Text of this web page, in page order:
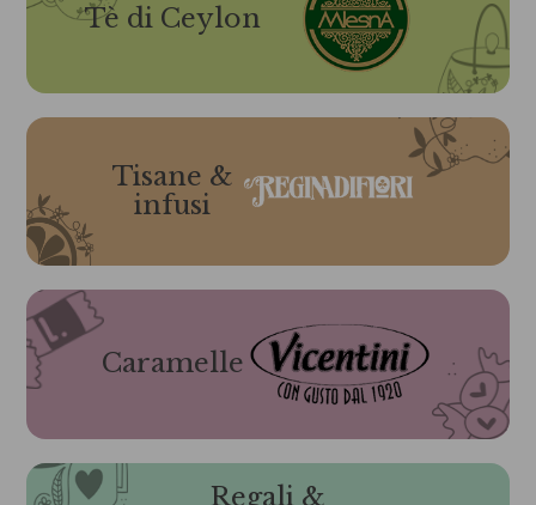
Tè di Ceylon
Tisane &
infusi
Caramelle
Regali &